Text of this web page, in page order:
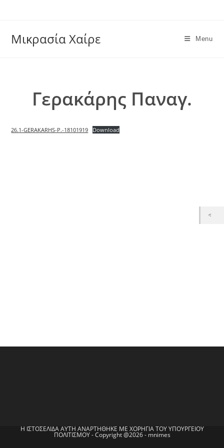
Μικρασία Χαίρε Menu
Γερακάρης Παναγ.
26.1-GERAKARHS-P.-18101919 Download
Η ΙΣΤΟΣΕΛΙΔΑ ΑΥΤΗ ΑΝΑΡΤΗΘΗΚΕ ΜΕ ΧΟΡΗΓΙΑ ΤΟΥ ΥΠΟΥΡΓΕΙΟΥ
ΠΟΛΙΤΙΣΜΟΥ - Copyright @2026 - mnimes